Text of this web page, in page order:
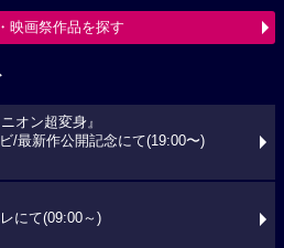
映画祭作品を探す
オン超変身』
/最新作公開記念にて(19:00〜)
にて(09:00～)